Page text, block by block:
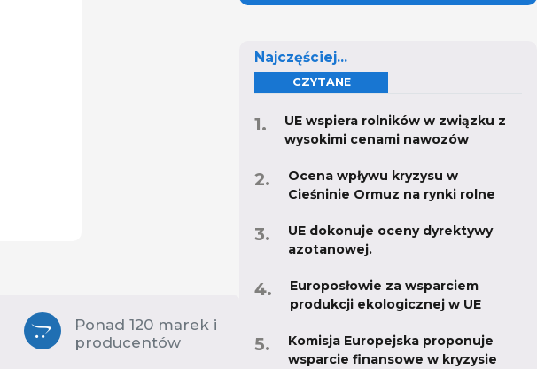
Ponad 120 marek i
producentów
Najczęściej...
CZYTANE
UE wspiera rolników w związku z
wysokimi cenami nawozów
Ocena wpływu kryzysu w
Cieśninie Ormuz na rynki rolne
UE dokonuje oceny dyrektywy
azotanowej.
Europosłowie za wsparciem
produkcji ekologicznej w UE
Komisja Europejska proponuje
wsparcie finansowe w kryzysie